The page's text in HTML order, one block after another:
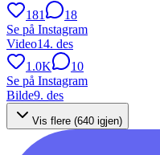
181
18
Se på Instagram
Video14. des
1.0K
10
Se på Instagram
Bilde9. des
Vis flere (640 igjen)